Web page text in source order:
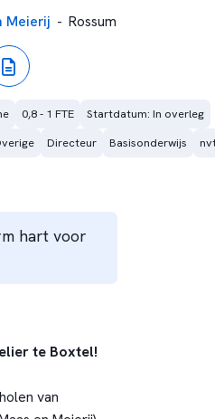
Meierij - Rossum
0,8 - 1 FTE
Startdatum: In overleg
Directeur Basisonderwijs
hart voor
te Boxtel!
van